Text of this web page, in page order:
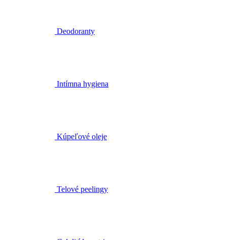
Deodoranty
Intímna hygiena
Kúpeľové oleje
Telové peelingy